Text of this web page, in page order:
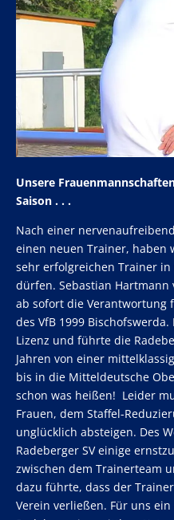
Unsere
Saison . . .
Nach einer
einen neuen Trainer, haben
sehr erfolgreichen Trainer
dürfen. Sebastian Hartmann
ab sofort die Verantwortung
des VfB 1999
Lizenz und führte die
Jahren von einer
bis in die Mitteldeutsche
schon was heißen! Leider
Frauen, dem Staffel-
unglücklich absteigen. Des
Radeberger SV einige
zwischen dem Trainerteam
dazu führte, dass der
Verein verließen. Für uns